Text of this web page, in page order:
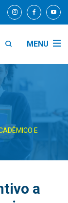
MENU
E
a